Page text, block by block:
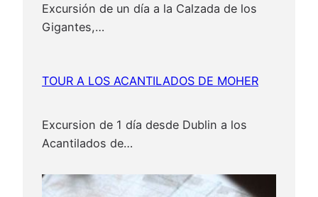
Excursión de un día a la Calzada de los
Gigantes,…
TOUR A LOS ACANTILADOS DE MOHER
Excursion de 1 día desde Dublin a los
Acantilados de…